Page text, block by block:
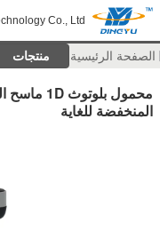
Co., Ltd
الصفحة الرئيسية منتجات
المنخفضة للغاية